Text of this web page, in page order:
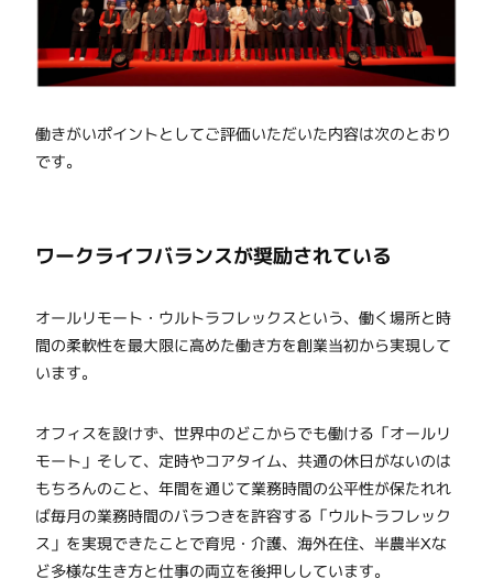
働きがいポイントとしてご評価いただいた内容は次のとおり
です。
ワークライフバランスが奨励されている
オールリモート・ウルトラフレックスという、働く場所と時
間の柔軟性を最大限に高めた働き方を創業当初から実現して
います。
オフィスを設けず、世界中のどこからでも働ける「オールリ
モート」そして、定時やコアタイム、共通の休日がないのは
もちろんのこと、年間を通じて業務時間の公平性が保たれれ
ば毎月の業務時間のバラつきを許容する「ウルトラフレック
ス」を実現できたことで育児・介護、海外在住、半農半Xな
ど多様な生き方と仕事の両立を後押ししています。